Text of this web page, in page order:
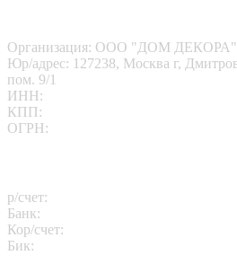
Организация: ООО "ДОМ ДЕКОРА"
Юр/адрес: 127238, Москва г,
пом. 9/1
ИНН:
КПП:
ОГРН:
р/счет:
Банк:
Кор/счет:
Бик: